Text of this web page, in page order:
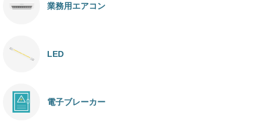
業務用エアコン
LED
電子ブレーカー